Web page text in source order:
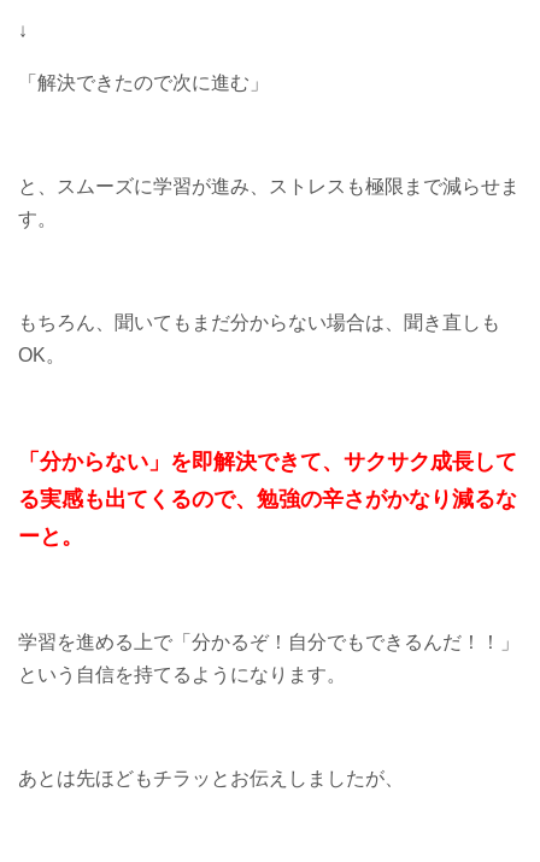
↓
「解決できたので次に進む」
と、スムーズに学習が進み、ストレスも極限まで減らせま
す。
もちろん、聞いてもまだ分からない場合は、聞き直しも
OK。
「分からない」を即解決できて、 サクサク成長して
る実感も出てくるので、 勉強の辛さがかなり減るな
ーと。
学習を進める上で「分かるぞ！自分でもできるんだ！！」
という自信を持てるようになります。
あとは先ほどもチラッとお伝えしましたが、